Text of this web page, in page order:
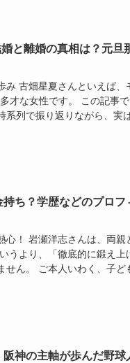
と離婚の真相は？元旦
み 古畑星夏さんといえば、
才な女性です。 この記事で
系列で振り返りながら、実
ち？学歴などのプロフ
心！ 岩瀬洋志さんは、両親
うより、「徹底的に鍛え上
せん。 ご本人いわく、子ど
神の主軸が歩んだ野球